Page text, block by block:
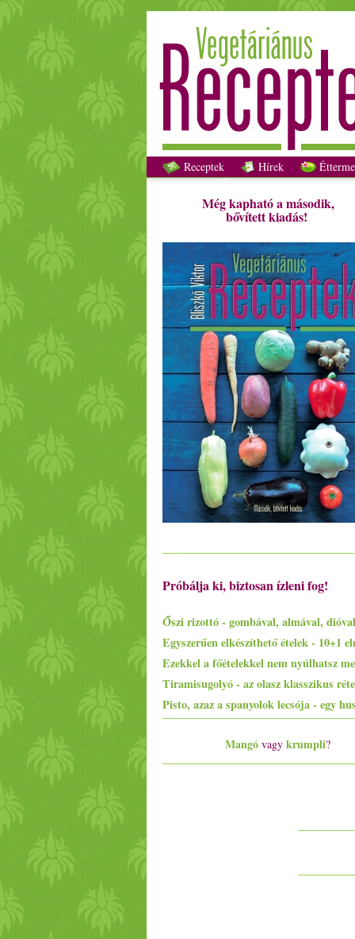
Receptek Hírek
Még kapható a második,
bővített kiadás!
Próbálja ki, biztosan ízleni fog!
Őszi rizottó - gombával, almával, dióval
Mangó vagy krumpli?